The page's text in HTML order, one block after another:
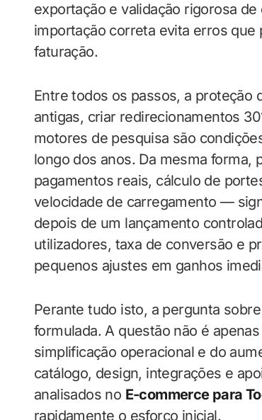
exportação e validação rigorosa
importação correta evita erros
faturação.
Entre todos os passos, a proteção
antigas, criar redirecionamentos
motores de pesquisa são
longo dos anos. Da mesma
pagamentos reais, cálculo de
velocidade de carregamento —
depois de um lançamento
utilizadores, taxa de conversão e
pequenos ajustes em ganhos
Perante tudo isto, a pergunta
formulada. A questão não é apenas
simplificação operacional e do
catálogo, design, integrações e
analisados no E-commerce para
rapidamente o esforço inicial.